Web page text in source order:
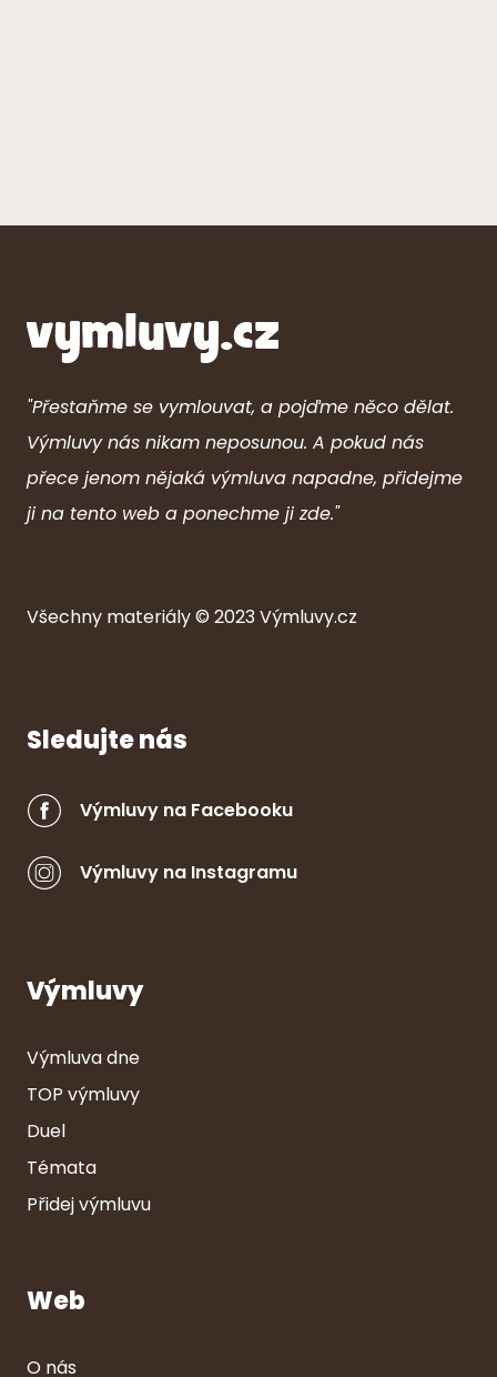
"Přestaňme se vymlouvat, a pojďme něco dělat.
Výmluvy nás nikam neposunou. A pokud nás
přece jenom nějaká výmluva napadne, přidejme
ji na tento web a ponechme ji zde."
Všechny materiály © 2023Výmluvy.cz
Sledujte nás
Výmluvy na Facebooku
Výmluvy na Instagramu
Výmluvy
Výmluva dne
TOP výmluvy
Duel
Témata
Přidej výmluvu
Web
O nás